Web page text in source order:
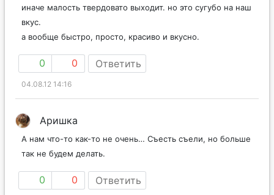
иначе малость твердовато выходит. но это сугубо на наш
вкус.
а вообще быстро, просто, красиво и вкусно.
0 0 Ответить
04.08.12 14:16
Аришка
А нам что-то как-то не очень… Съесть съели, но больше
так не будем делать.
0 0 Ответить